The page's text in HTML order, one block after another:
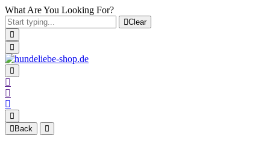
What Are You Looking For?
Clear
Back